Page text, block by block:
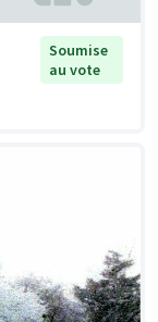
Soumise
au vote